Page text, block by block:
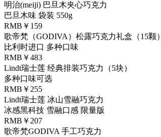
明治(meiji) 巴旦木夹心巧克力
巴旦木味 袋装 550g
RMB￥159
歌帝梵（GODIVA）松露巧克力礼盒（15颗）
比利时进口 多种口味
RMB￥483
Lindt瑞士莲 经典排装巧克力（5块）
多种口味可选
RMB￥255
Lindt瑞士莲 冰山雪融巧克力
冰感黑科技 雪融口感 限量版
RMB￥207
歌帝梵GODIVA 手工巧克力